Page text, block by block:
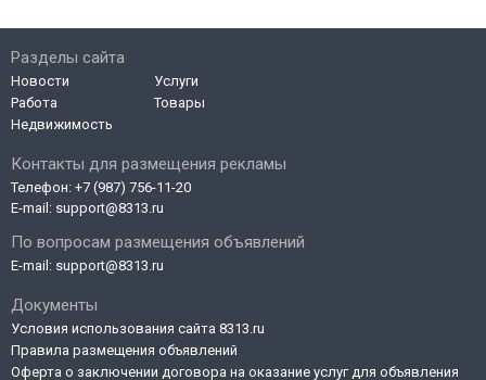
Контакты для размещения рекламы
Телефон: +7 (987) 756-11-20
E-mail: support@8313.ru
По вопросам размещения объявлений
E-mail: support@8313.ru
Документы
Условия использования сайта 8313.ru
Правила размещения объявлений
Оферта о заключении договора на оказание услуг для объявления
Разделы сайта
Новости
Работа
Недвижимость
Услуги
Товары